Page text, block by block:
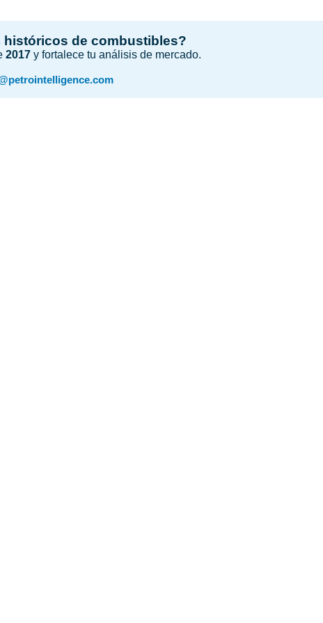
de combustibles?
2017 y fortalece tu análisis de mercado.